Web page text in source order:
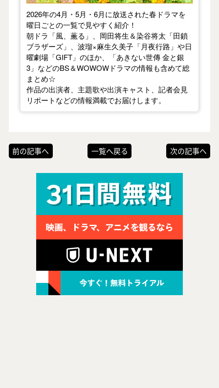
2026年の4月・5月・6月に放送された春ドラマを
曜日ごとの一覧で見やすく紹介！
朝ドラ「風、薫る」、岡田将生＆染谷将太「田鎖
ブラザーズ」、波瑠×麻生久美子「月夜行路」や日
曜劇場「GIFT」のほか、「あきない世傳 金と銀
3」などのBS＆WOWOWドラマの情報も含めて総
まとめ☆
作品の出演者、主題歌や出演キャスト、記者会見
リポートなどの情報満載でお届けします。
前の記事へ 一覧へ戻る 次の記事へ